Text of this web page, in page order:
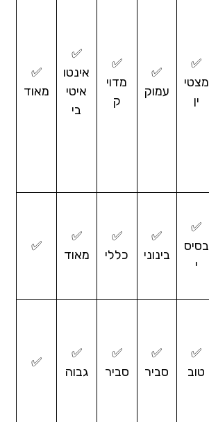
✅
מצטי
ין
✅
עמוק
✅
מדוי
ק
✅
אינטו
איטי
בי
✅
מאוד
✅
בסיס
י
✅
בינוני
✅
כללי
✅
מאוד
✅
✅
טוב
✅
סביר
✅
סביר
✅
גבוה
✅